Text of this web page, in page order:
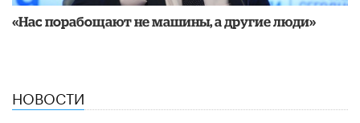
«Нас порабощают не машины, а другие люди»
НОВОСТИ